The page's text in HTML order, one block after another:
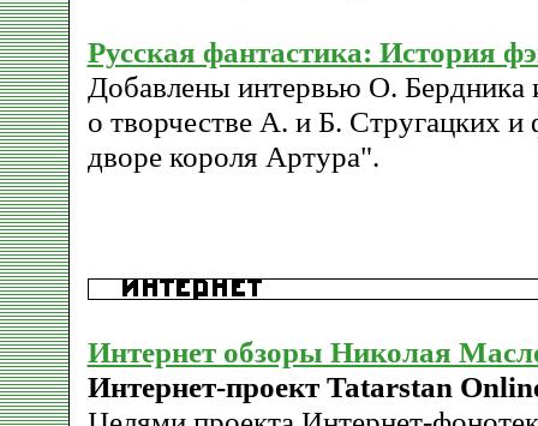
Русская фантастика: История
Добавлены интервью О. Бердника
о творчестве А. и Б. Стругацких
дворе короля Артура".
Интернет обзоры Николая
Интернет-проект Tatarstan